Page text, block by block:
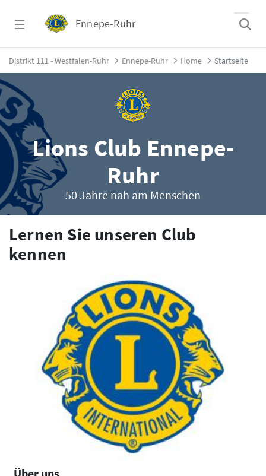
Ennepe-Ruhr
Home - Ennepe-Ruhr
Distrikt 111 - Westfalen-Ruhr Ennepe-Ruhr Home Startseite
Lions Club Ennepe-
Ruhr
50 Jahre nah am Menschen
Lernen Sie unseren Club
kennen
Über uns